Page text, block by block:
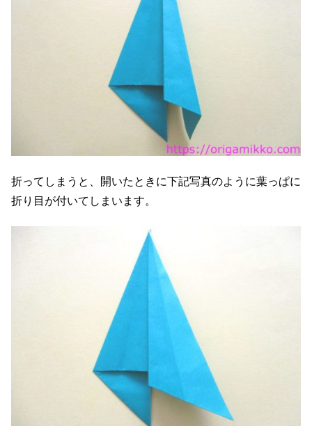
折ってしまうと、開いたときに下記写真のように葉っぱに
折り目が付いてしまいます。